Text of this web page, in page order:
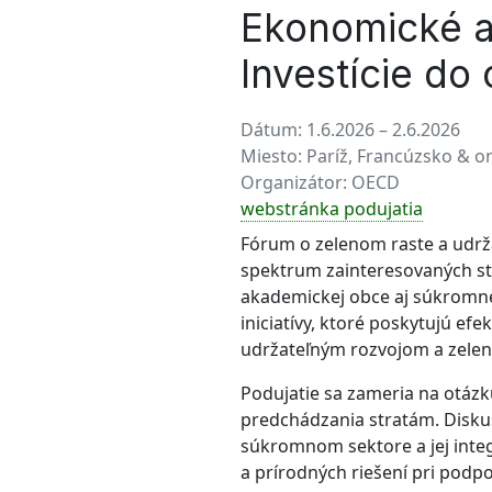
Ekonomické
Investície do
Dátum: 1.6.2026 – 2.6.2026
Miesto: Paríž, Francúzsko &
Organizátor: OECD
webstránka podujatia
Fórum o zelenom raste a
spektrum zainteresovaných
akademickej obce aj
iniciatívy, ktoré poskytujú
udržateľným rozvojom a
Podujatie sa zameria na
predchádzania stratám.
súkromnom sektore a jej
a prírodných riešení pri